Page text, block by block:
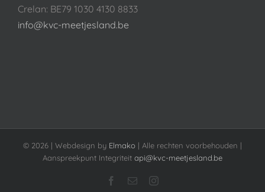
Crelan: BE79 1030 4130 8833
info@kvc-meetjesland.be
© 2026 | Webdesign by Elmako | Alle rechten voorbehouden |
Aanspreekpunt Integriteit api@kvc-meetjesland.be
Facebook
E-
Instagram